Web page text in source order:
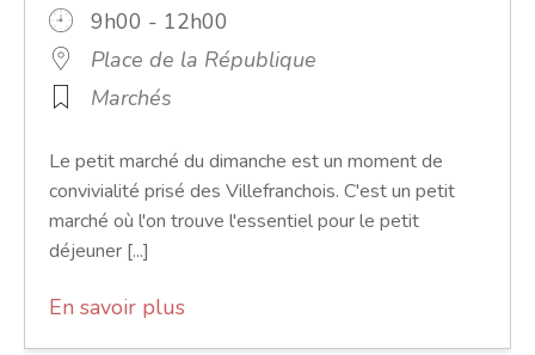
9h00 - 12h00
Place de la République
Marchés
Le petit marché du dimanche est un moment de
convivialité prisé des Villefranchois. C'est un petit
marché où l'on trouve l'essentiel pour le petit
déjeuner [...]
En savoir plus